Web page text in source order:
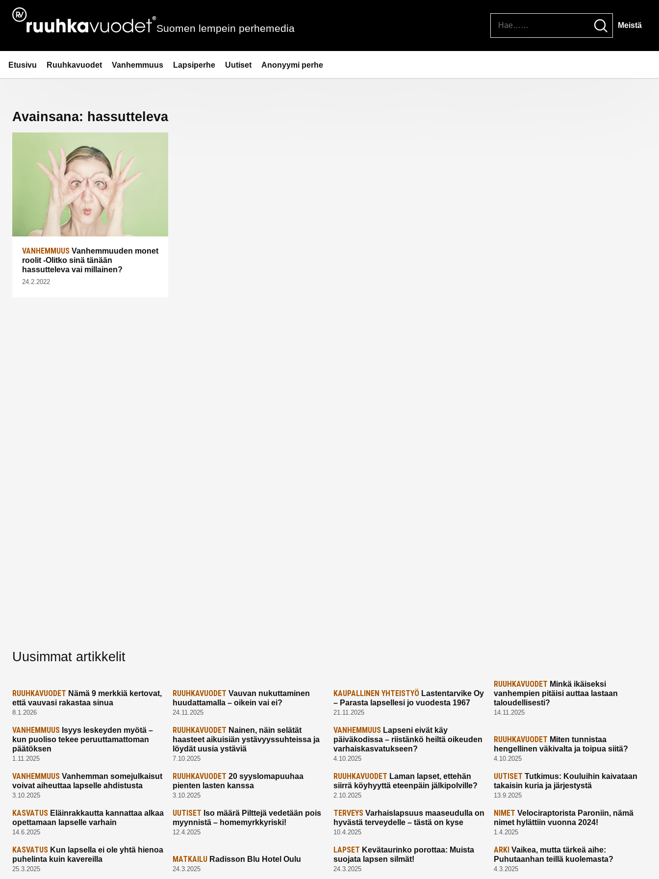
Siirry
sisältöön
Ruuhkavuodet.fi
Suomen lempein perhemedia Meistä
Etusivu Ruuhkavuodet Vanhemmuus Lapsiperhe Uutiset Anonyymi perhe
Avainsana: hassutteleva
VANHEMMUUS Vanhemmuuden monet
roolit -Olitko sinä tänään
hassutteleva vai millainen?
24.2.2022
Uusimmat artikkelit
RUUHKAVUODET Nämä 9 merkkiä kertovat,
että vauvasi rakastaa sinua
8.1.2026
RUUHKAVUODET Vauvan nukuttaminen
huudattamalla – oikein vai ei?
24.11.2025
KAUPALLINEN YHTEISTYÖLastentarvike Oy
– Parasta lapsellesi jo vuodesta 1967
21.11.2025
RUUHKAVUODET Minkä ikäiseksi
vanhempien pitäisi auttaa lastaan
taloudellisesti?
14.11.2025
VANHEMMUUS Isyys leskeyden myötä –
kun puoliso tekee peruuttamattoman
päätöksen
1.11.2025
RUUHKAVUODET Nainen, näin selätät
haasteet aikuisiän ystävyyssuhteissa ja
löydät uusia ystäviä
7.10.2025
VANHEMMUUSLapseni eivät käy
päiväkodissa – riistänkö heiltä oikeuden
varhaiskasvatukseen?
4.10.2025
RUUHKAVUODET Miten tunnistaa
hengellinen väkivalta ja toipua siitä?
4.10.2025
VANHEMMUUS Vanhemman somejulkaisut
voivat aiheuttaa lapselle ahdistusta
3.10.2025
RUUHKAVUODET 20 syyslomapuuhaa
pienten lasten kanssa
3.10.2025
RUUHKAVUODET Laman lapset, ettehän
siirrä köyhyyttä eteenpäin jälkipolville?
2.10.2025
UUTISET Tutkimus: Kouluihin kaivataan
takaisin kuria ja järjestystä
13.9.2025
KASVATUS Eläinrakkautta kannattaa alkaa
opettamaan lapselle varhain
14.6.2025
UUTISET Iso määrä Pilttejä vedetään pois
myynnistä – homemyrkkyriski!
12.4.2025
TERVEYSVarhaislapsuus maaseudulla on
hyvästä terveydelle – tästä on kyse
10.4.2025
NIMET Velociraptorista Paroniin, nämä
nimet hylättiin vuonna 2024!
1.4.2025
KASVATUS Kun lapsella ei ole yhtä hienoa
puhelinta kuin kavereilla
25.3.2025
MATKAILU Radisson Blu Hotel Oulu
24.3.2025
LAPSET Kevätaurinko porottaa: Muista
suojata lapsen silmät!
24.3.2025
ARKI Vaikea, mutta tärkeä aihe:
Puhutaanhan teillä kuolemasta?
4.3.2025